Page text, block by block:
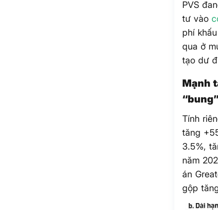
PVS
tư vào
phí
qua ở
tạo dư
Mạnh
Tính
tăng
3.5%,
năm
án
gộp